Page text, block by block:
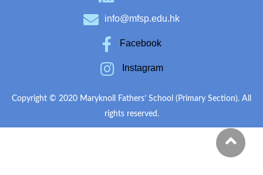
info@mfsp.edu.hk
Facebook
Instagram
Copyright © 2020 Maryknoll Fathers’ School (Primary Section). All
rights reserved.